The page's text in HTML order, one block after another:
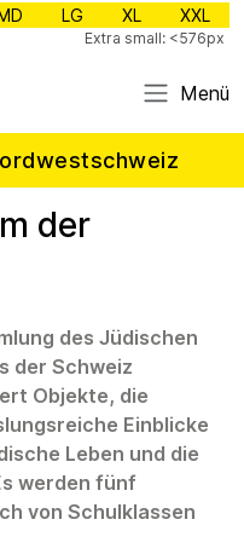
LG XL XXL
Extra small: <576px
Menü
der
des Jüdischen
der Schweiz
Objekte, die
Einblicke
Leben und die
werden fünf
von Schulklassen